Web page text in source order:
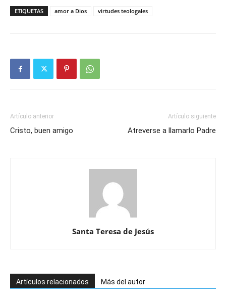
ETIQUETAS amor a Dios virtudes teologales
Artículo anterior
Cristo, buen amigo
Artículo siguiente
Atreverse a llamarlo Padre
Santa Teresa de Jesús
Artículos relacionados Más del autor